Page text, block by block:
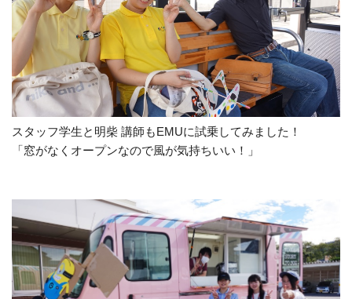
スタッフ学生と明柴 講師もEMUに試乗してみました！
「窓がなくオープンなので風が気持ちいい！」